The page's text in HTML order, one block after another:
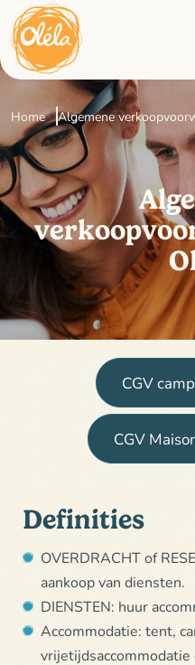
Home Algemene
CGV
CGV
Definities
OVERDRACHT of
aankoop van diensten.
DIENSTEN: huur
Accommodatie: tent,
vrijetijdsaccommodatie